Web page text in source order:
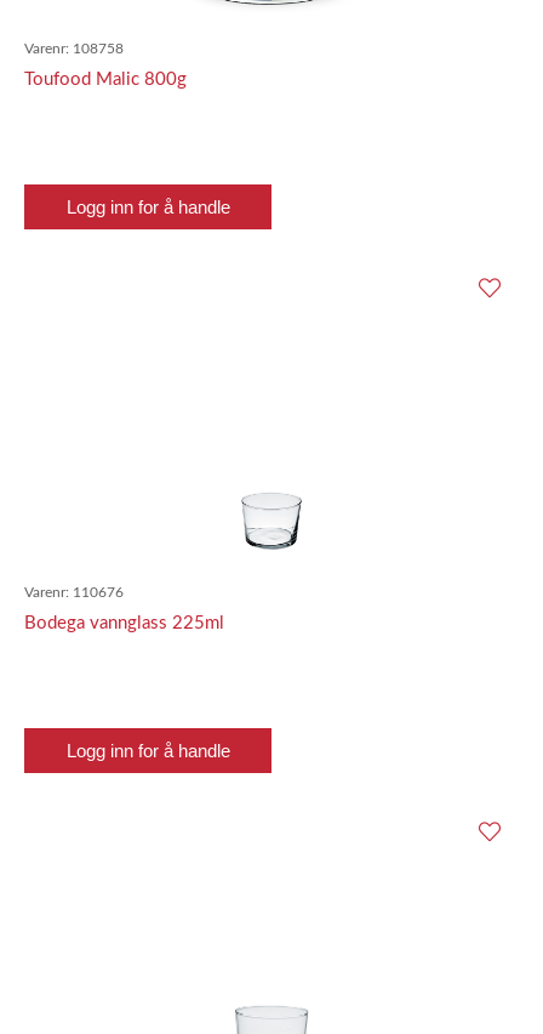
Varenr: 108758
Toufood Malic 800g
Logg inn for å handle
Varenr: 110676
Bodega vannglass 225ml
Logg inn for å handle